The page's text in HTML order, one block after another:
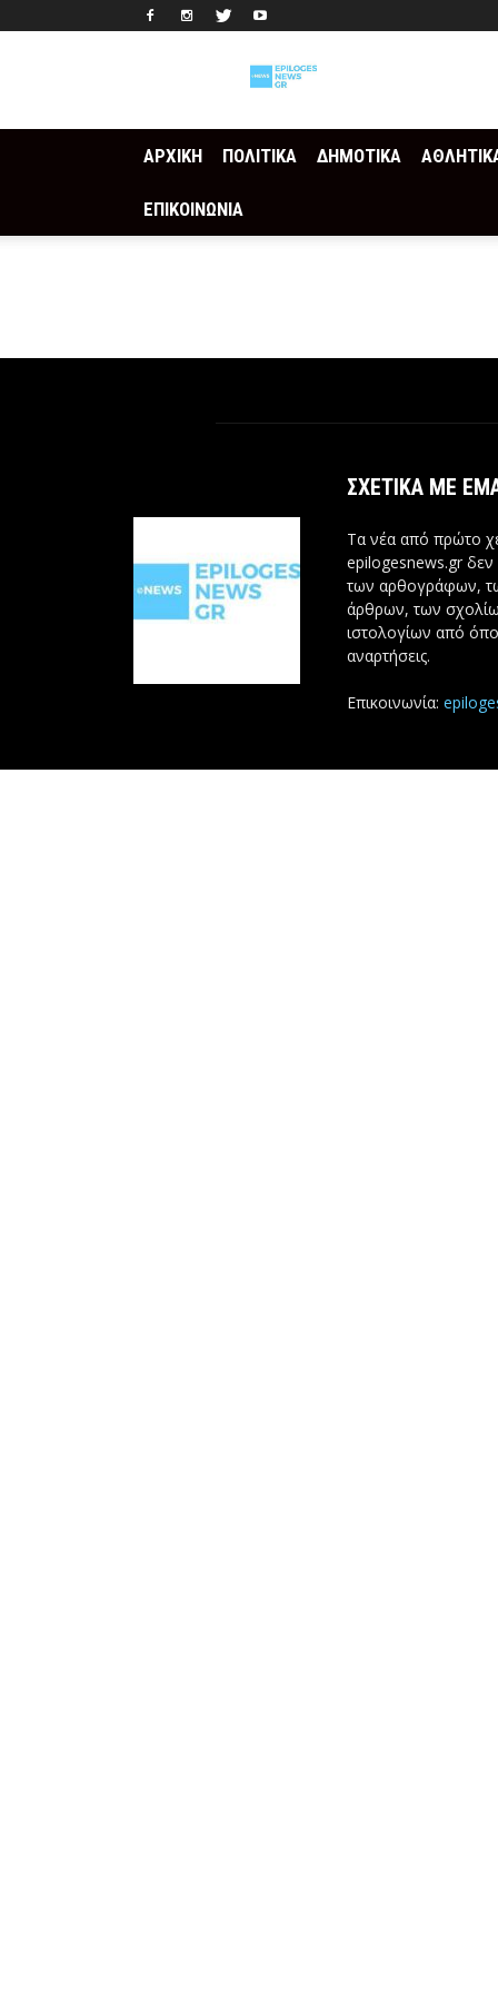
ΑΡΧΙΚΗ ΠΟΛΙΤΙΚΑ ΔΗΜΟΤΙΚΑ
ΕΠΙΚΟΙΝΩΝΙΑ
ΣΧΕΤΙΚΆ ΜΕ
Τα νέα από πρώτο
epilogesnews.gr δεν
των αρθογράφων,
άρθρων, των
ιστολογίων από
αναρτήσεις.
Επικοινωνία: